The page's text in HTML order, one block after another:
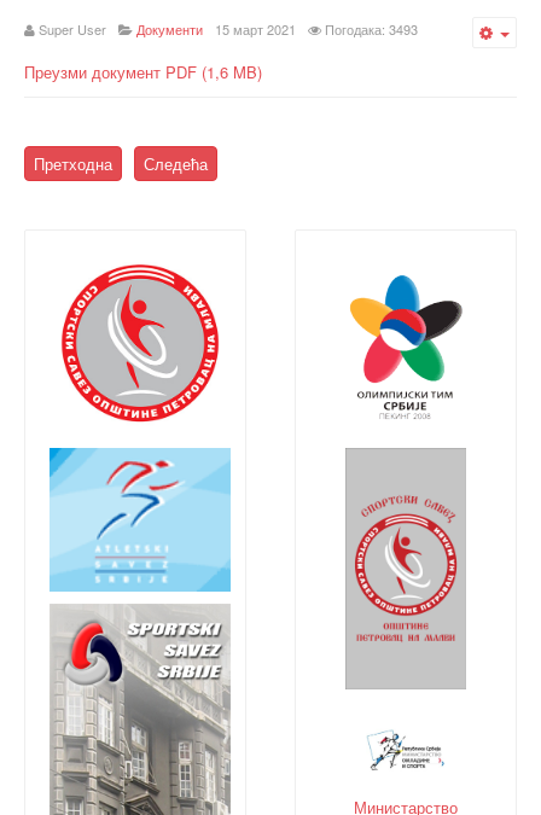
Super User Документи 15 март 2021 Погодака: 3493
Преузми документ PDF (1,6 MB)
Претходна Следећа
Министарство